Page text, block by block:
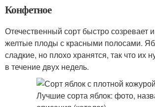
Конфетное
Отечественный сорт быстро созревает
желтые плоды с красными полосами.
сладкие, но плохо хранятся, так что их
в течение двух недель.